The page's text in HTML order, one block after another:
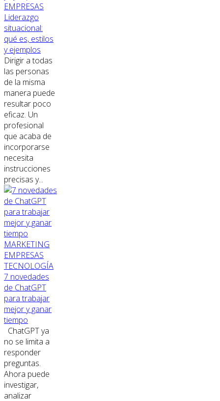
EMPRESAS
Liderazgo
situacional:
qué es, estilos
y ejemplos
Dirigir a todas
las personas
de la misma
manera puede
resultar poco
eficaz. Un
profesional
que acaba de
incorporarse
necesita
instrucciones
precisas y...
MARKETING
EMPRESAS
TECNOLOGÍA
7 novedades
de ChatGPT
para trabajar
mejor y ganar
tiempo
ChatGPT ya
no se limita a
responder
preguntas.
Ahora puede
investigar,
analizar